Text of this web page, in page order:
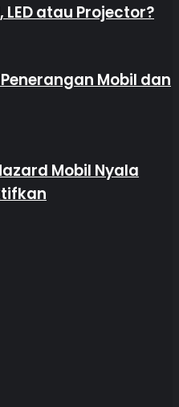
atau Projector?
Mobil dan
Mobil Nyala